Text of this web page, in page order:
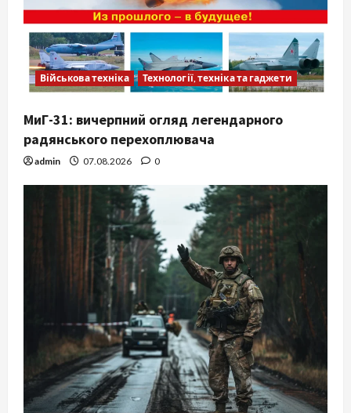
Військова техніка Технології, техніка та гаджети
МиГ-31: вичерпний огляд легендарного
радянського перехоплювача
admin 07.08.2026 0